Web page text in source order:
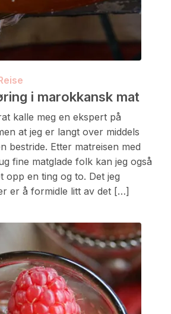
i marokkansk mat
kalle meg en ekspert på
at jeg er langt over middels
bestride. Etter matreisen med
fine matglade folk kan jeg også
opp en ting og to. Det jeg
er å formidle litt av det […]